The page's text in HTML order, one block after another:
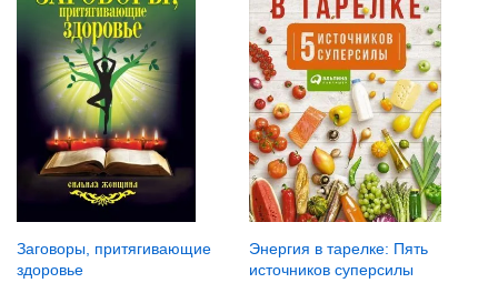
Заговоры, притягивающие
здоровье
Энергия в тарелке: Пять
источников суперсилы